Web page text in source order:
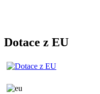
Dotace z EU